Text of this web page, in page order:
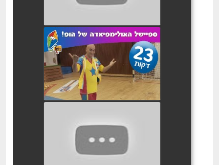
יובל המבולבל ספיישל
אולימפידה של הופ!
watch video
בהופ! 3